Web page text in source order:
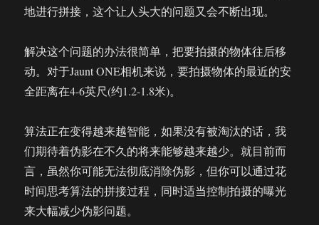
地进行拼接，这个让人头大的问题又会不断出现。
解决这个问题的办法很简单，把要拍摄的物体往后移
动。对于Jaunt ONE相机来说，要拍摄物体的最近的安
全距离在4-6英尺(约1.2-1.8米)。
算法正在变得越来越智能，如果没有被淘汰的话，我
们期待着伪影在不久的将来能够越来越少。就目前而
言，虽然你可能无法彻底消除伪影，但你可以通过花
时间思考算法的拼接过程，同时适当控制拍摄的曝光
来大幅减少伪影问题。